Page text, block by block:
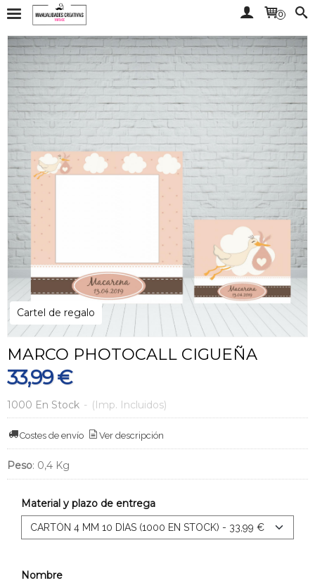
0
Cartel de regalo
MARCO PHOTOCALL CIGUEÑA
33,99 €
1000 En Stock - (Imp. Incluidos)
Costes de envío Ver descripción
Peso: 0,4 Kg
Material y plazo de entrega
Nombre